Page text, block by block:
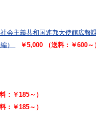
会主義共和国連邦大使館広報
）
￥5,000 （送料：￥600～
：￥185～）
：￥185～）